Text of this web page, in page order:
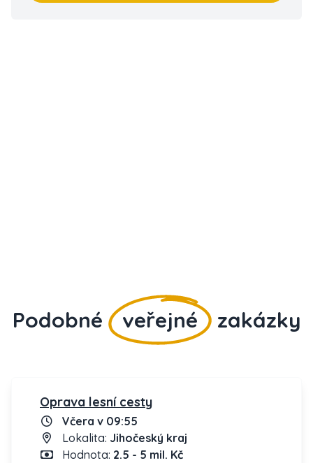
Podobné veřejné zakázky
Oprava lesní cesty
Včera v 09:55
Lokalita: Jihočeský kraj
Hodnota: 2.5 - 5 mil. Kč